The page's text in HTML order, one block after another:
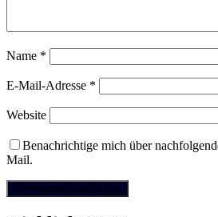
Name *
E-Mail-Adresse *
Website
Benachrichtige mich über
Mail.